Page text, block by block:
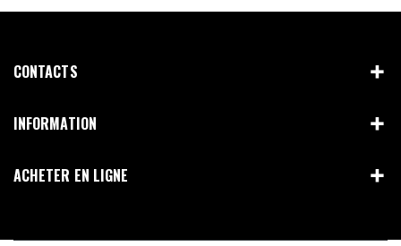
CONTACTS
INFORMATION
ACHETER EN LIGNE